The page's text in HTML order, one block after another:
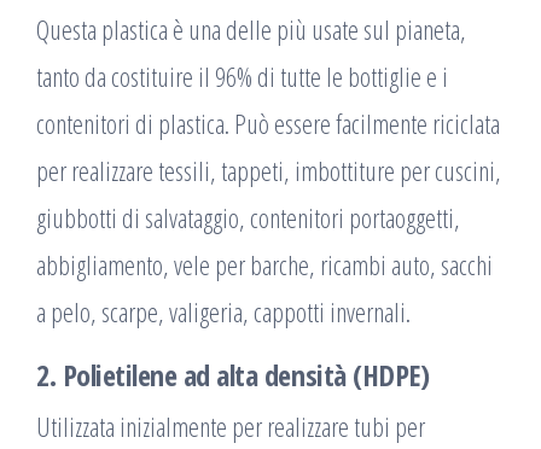
Questa plastica è una delle più usate sul pianeta,
tanto da costituire il 96% di tutte le bottiglie e i
contenitori di plastica. Può essere facilmente riciclata
per realizzare tessili, tappeti, imbottiture per cuscini,
giubbotti di salvataggio, contenitori portaoggetti,
abbigliamento, vele per barche, ricambi auto, sacchi
a pelo, scarpe, valigeria, cappotti invernali.
2. Polietilene ad alta densità (HDPE)
Utilizzata inizialmente per realizzare tubi per